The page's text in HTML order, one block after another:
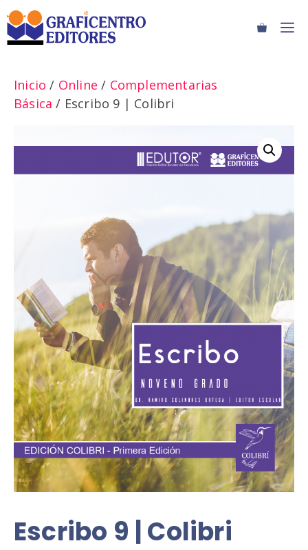
Saltar
al
contenido
Inicio / Online / Complementarias
Básica / Escribo 9 | Colibri
Escribo 9 | Colibri